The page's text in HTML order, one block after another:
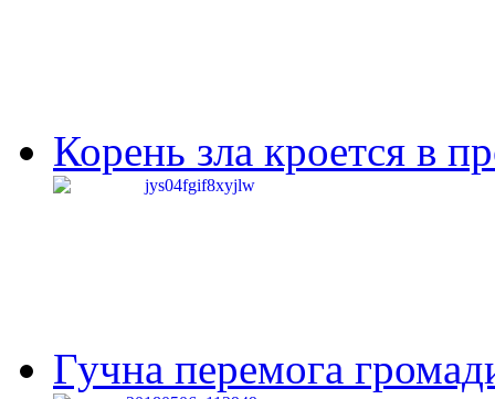
Корень зла кроется в
Гучна перемога